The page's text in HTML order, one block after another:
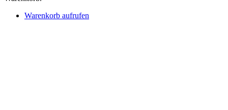
Warenkorb aufrufen